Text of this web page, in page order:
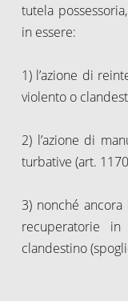
tutela
in essere:
1) l’azione di
violento o
2) l’azione di
turbative (art.
3) nonché ancora
recuperatorie
clandestino